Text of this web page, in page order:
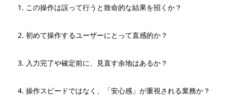
この操作は誤って行うと致命的な結果を招くか？
初めて操作するユーザーにとって直感的か？
入力完了や確定前に、見直す余地はあるか？
操作スピードではなく、「安心感」が重視される業務か？